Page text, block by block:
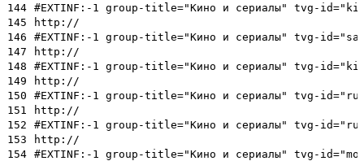
144 #EXTINF:-1 group-title="Кино и сериалы" tvg-
145
http://
146
#EXTINF:-1 group-title="Кино и сериалы" tvg-
147
http://
148
#EXTINF:-1 group-title="Кино и сериалы" tvg-
149
http://
150
#EXTINF:-1 group-title="Кино и сериалы" tvg-
151
http://
152
#EXTINF:-1 group-title="Кино и сериалы" tvg-
153
http://
154 #EXTINF:-1 group-title="Кино и сериалы" tvg-